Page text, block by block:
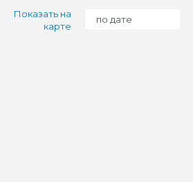
Показать на
карте
по дате